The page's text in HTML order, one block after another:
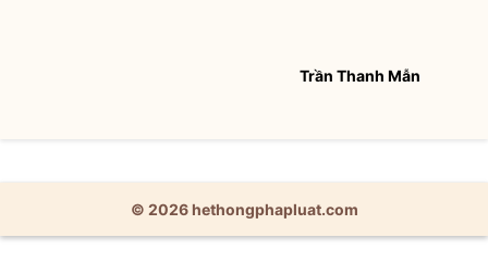
Trần Thanh Mẫn
© 2026 hethongphapluat.com